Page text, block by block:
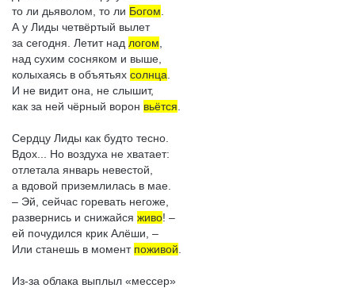
то ли дьяволом, то ли Богом
А у Лиды четвёртый вылет
за сегодня. Летит над логом
над сухим сосняком и выше,
колыхаясь в объятьях солнца
И не видит она, не слышит,
как за ней чёрный ворон вьётся
Сердцу Лиды как будто тесно.
Вдох... Но воздуха не хватает:
отлетала январь невестой,
а вдовой приземлилась в мае.
– Эй, сейчас горевать негоже,
развернись и снижайся живо! –
ей почудился крик Алёши, –
Или станешь в момент поживой
Из-за облака выплыл «мессер»